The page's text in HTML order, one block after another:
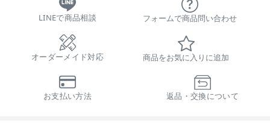
LINEで商品相談 フォームで商品問い合わせ
オーダーメイド対応 商品をお気に入りに追加
お支払い方法 返品・交換について